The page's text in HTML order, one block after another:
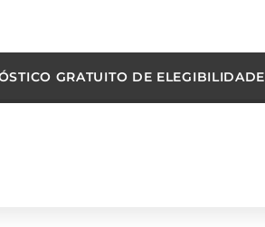
GRATUITO DE ELEGIBILIDADE